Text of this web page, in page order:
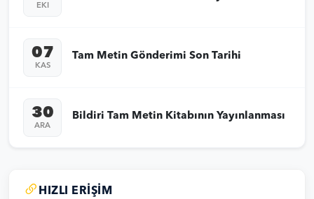
EKI
07
KAS
Tam Metin Gönderimi Son Tarihi
30
ARA
Bildiri Tam Metin Kitabının Yayınlanması
HIZLI ERIŞIM